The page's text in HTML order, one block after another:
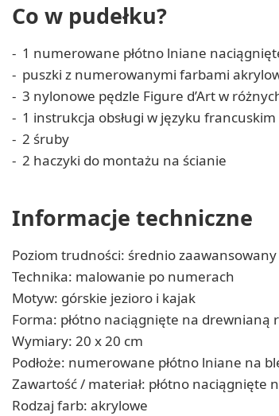
Co w pudełku?
1 numerowane płótno lniane
puszki z numerowanymi farbami
3 nylonowe pędzle Figure d’Art w
1 instrukcja obsługi w języku francuskim
2 śruby
2 haczyki do montażu na ścianie
Informacje techniczne
Poziom trudności: średnio zaawansowany
Technika: malowanie po numerach
Motyw: górskie jezioro i kajak
Forma: płótno naciągnięte na drewnianą
Wymiary: 20 x 20 cm
Podłoże: numerowane płótno lniane na
Zawartość / materiał: płótno naciągnięte
Rodzaj farb: akrylowe